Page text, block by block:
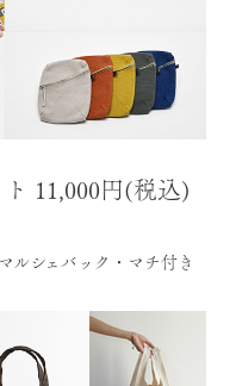
11,000円(税込)
ルシェバック・マチ付き